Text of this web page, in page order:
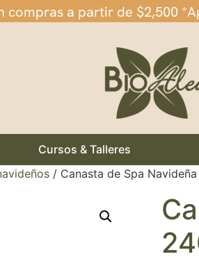
compras a partir de $2,500
Cursos & Talleres
/ Canasta de Spa